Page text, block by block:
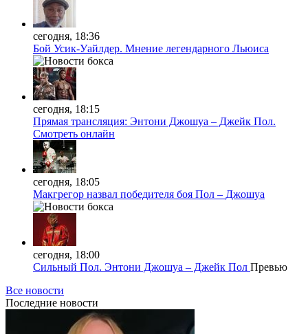
сегодня, 18:36
Бой Усик-Уайлдер. Мнение легендарного Льюиса
сегодня, 18:15
Прямая трансляция: Энтони Джошуа – Джейк Пол.
Смотреть онлайн
сегодня, 18:05
Макгрегор назвал победителя боя Пол – Джошуа
сегодня, 18:00
Сильный Пол. Энтони Джошуа – Джейк Пол Превью
Все новости
Последние новости